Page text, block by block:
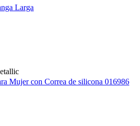
Larga
Mujer con Correa de silicona 016986